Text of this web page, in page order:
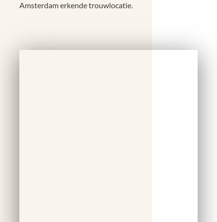
Amsterdam erkende trouwlocatie.